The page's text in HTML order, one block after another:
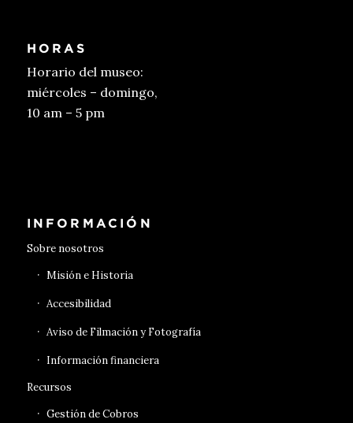
HORAS
Horario del museo:
miércoles – domingo,
10 am – 5 pm
INFORMACIÓN
Sobre nosotros
Misión e Historia
Accesibilidad
Aviso de Filmación y Fotografía
Información financiera
Recursos
Gestión de Cobros